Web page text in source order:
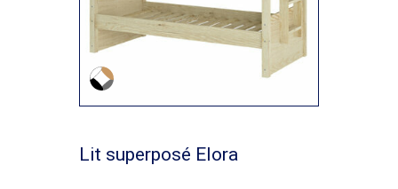
Lit superposé Elora